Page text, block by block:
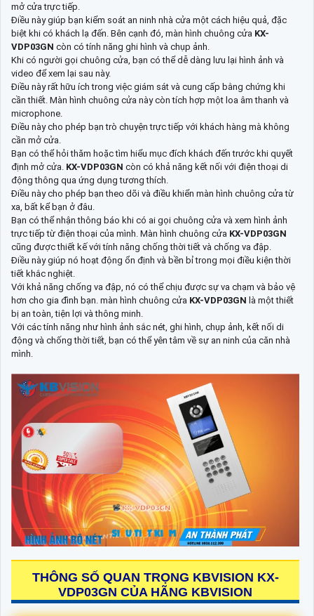
mở cửa trực tiếp.
Điều này giúp bạn kiểm soát an ninh nhà cửa một cách hiệu quả, đặc
biệt khi có khách lạ đến. Bên cạnh đó, màn hình chuông cửa KX-
VDP03GN còn có tính năng ghi hình và chụp ảnh.
Khi có người gọi chuông cửa, bạn có thể dễ dàng lưu lại hình ảnh và
video để xem lại sau này.
Điều này rất hữu ích trong việc giám sát và cung cấp bằng chứng khi
cần thiết. Màn hình chuông cửa này còn tích hợp một loa âm thanh và
microphone.
Điều này cho phép bạn trò chuyện trực tiếp với khách hàng mà không
cần mở cửa.
Bạn có thể hỏi thăm hoặc tìm hiểu mục đích khách đến trước khi quyết
định mở cửa. KX-VDP03GN còn có khả năng kết nối với điện thoại di
động thông qua ứng dụng tương thích.
Điều này cho phép bạn theo dõi và điều khiển màn hình chuông cửa từ
xa, bất kể bạn ở đâu.
Bạn có thể nhận thông báo khi có ai gọi chuông cửa và xem hình ảnh
trực tiếp từ điện thoại của mình. Màn hình chuông cửa KX-VDP03GN
cũng được thiết kế với tính năng chống thời tiết và chống va đập.
Điều này giúp nó hoạt động ổn định và bền bỉ trong mọi điều kiện thời
tiết khắc nghiệt.
Với khả năng chống va đập, nó có thể chịu được sự va chạm và bảo vệ
hơn cho gia đình bạn. màn hình chuông cửa KX-VDP03GN là một thiết
bị an toàn, tiện lợi và thông minh.
Với các tính năng như hình ảnh sắc nét, ghi hình, chụp ảnh, kết nối di
động và chống thời tiết, bạn có thể yên tâm về sự an ninh của căn nhà
mình.
THÔNG SỐ QUAN TRỌNG KBVISION KX-
VDP03GN CỦA HÃNG KBVISION